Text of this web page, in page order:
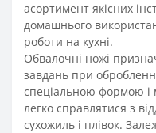
асортимент якісних
домашнього
роботи на кухні.
Обвалочні ножі
завдань при
спеціальною формою і
легко справлятися з
сухожиль і плівок.